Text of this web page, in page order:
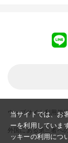
ウェブサイト利用規
外国にある第三者へ
当サイトでは、お
ーを利用していま
ッキーの利用につ